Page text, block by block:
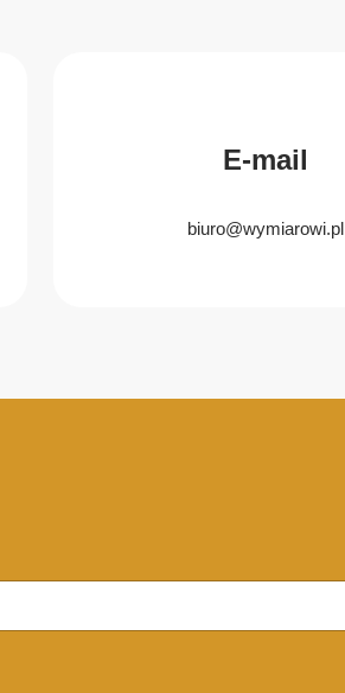
E-mail
biuro@wymiarowi.pl